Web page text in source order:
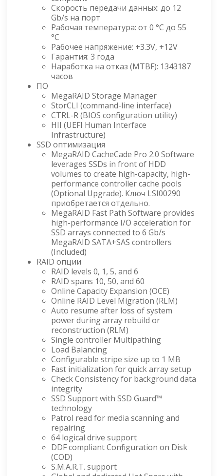
Скорость передачи данных: до 12
Gb/s на порт
Рабочая температура: от 0 °C до 55
°C
Рабочее напряжение: +3.3V, +12V
Гарантия: 3 года
Наработка на отказ (MTBF): 1343187
часов
ПО
MegaRAID Storage Manager
StorCLI (command-line interface)
CTRL-R (BIOS configuration utility)
HII (UEFI Human Interface
Infrastructure)
SSD оптимизация
MegaRAID CacheCade Pro 2.0 Software
leverages SSDs in front of HDD
volumes to create high-capacity, high-
performance controller cache pools
(Optional Upgrade). Ключ LSI00290
приобретается отдельно.
MegaRAID Fast Path Software provides
high-performance I/O acceleration for
SSD arrays connected to 6 Gb/s
MegaRAID SATA+SAS controllers
(Included)
RAID опции
RAID levels 0, 1, 5, and 6
RAID spans 10, 50, and 60
Online Capacity Expansion (OCE)
Online RAID Level Migration (RLM)
Auto resume after loss of system
power during array rebuild or
reconstruction (RLM)
Single controller Multipathing
Load Balancing
Configurable stripe size up to 1 MB
Fast initialization for quick array setup
Check Consistency for background data
integrity
SSD Support with SSD Guard™
technology
Patrol read for media scanning and
repairing
64 logical drive support
DDF compliant Configuration on Disk
(COD)
S.M.A.R.T. support